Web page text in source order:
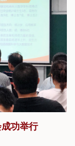
功举行